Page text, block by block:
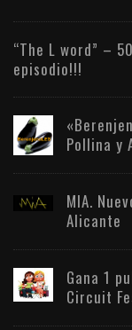
“The L word” –
episodio!!!
Pollina y
MIA.
Alicante
Gana 1
Circuit